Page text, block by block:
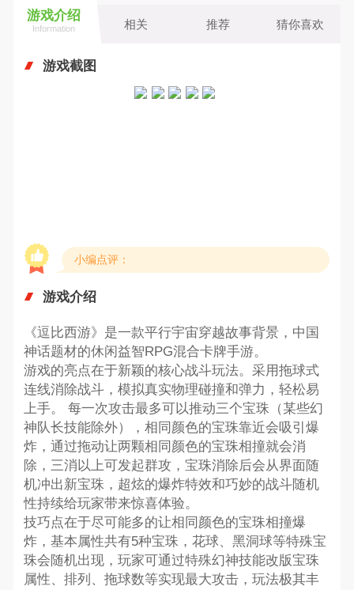
游戏介绍
Information 相关 推荐 猜你喜欢
游戏截图
小编点评：
游戏介绍
《逗比西游》是一款平行宇宙穿越故事背景，中国
神话题材的休闲益智RPG混合卡牌手游。
游戏的亮点在于新颖的核心战斗玩法。采用拖球式
连线消除战斗，模拟真实物理碰撞和弹力，轻松易
上手。 每一次攻击最多可以推动三个宝珠（某些幻
神队长技能除外），相同颜色的宝珠靠近会吸引爆
炸，通过拖动让两颗相同颜色的宝珠相撞就会消
除，三消以上可发起群攻，宝珠消除后会从界面随
机冲出新宝珠，超炫的爆炸特效和巧妙的战斗随机
性持续给玩家带来惊喜体验。
技巧点在于尽可能多的让相同颜色的宝珠相撞爆
炸，基本属性共有5种宝珠，花球、黑洞球等特殊宝
珠会随机出现，玩家可通过特殊幻神技能改版宝珠
属性、排列、拖球数等实现最大攻击，玩法极其丰